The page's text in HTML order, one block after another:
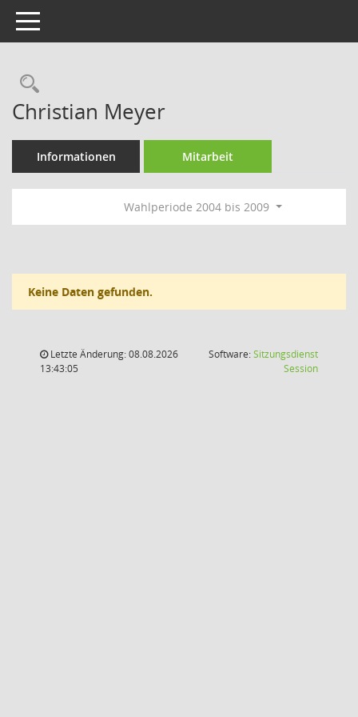
Toggle navigation
Rechercheauswahl
Christian Meyer
Informationen Mitarbeit
Wahlperiode 2004 bis 2009
Keine Daten gefunden.
Letzte Änderung: 08.08.2026
13:43:05
Software:Sitzungsdienst
Session(Wird in